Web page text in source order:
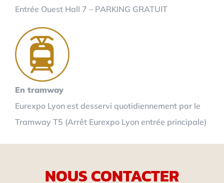
Entrée Ouest Hall 7 – PARKING GRATUIT
En tramway
Eurexpo Lyon est desservi quotidiennement par le
Tramway T5 (Arrêt Eurexpo Lyon entrée principale)
NOUS CONTACTER